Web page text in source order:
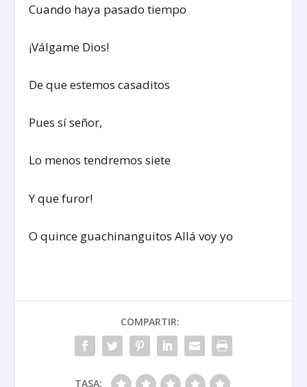
Cuando haya pasado tiempo
¡Válgame Dios!
De que estemos casaditos
Pues sí señor,
Lo menos tendremos siete
Y que furor!
O quince guachinanguitos Allá voy yo
COMPARTIR:
TASA: